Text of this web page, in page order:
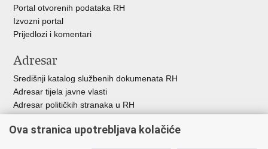
Portal otvorenih podataka RH
Izvozni portal
Prijedlozi i komentari
Adresar
Središnji katalog službenih dokumenata RH
Adresar tijela javne vlasti
Adresar političkih stranaka u RH
Besplatni telefoni javne uprave
Ova stranica upotrebljava kolačiće